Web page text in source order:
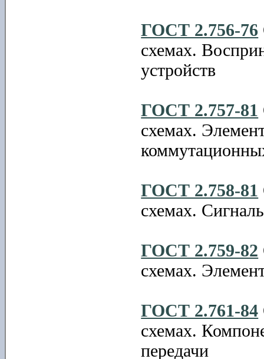
ГОСТ 2.756-76
схемах.
устройств
ГОСТ 2.757-81
схемах.
ГОСТ 2.758-81
схемах.
ГОСТ 2.759-82
схемах.
ГОСТ 2.761-84
схемах.
передачи